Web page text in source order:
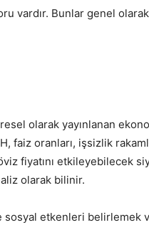
vardır. Bunlar genel
olarak yayınlanan
faiz oranları, işsizlik
fiyatını etkileyebilecek
olarak bilinir.
sosyal etkenleri belirlemek